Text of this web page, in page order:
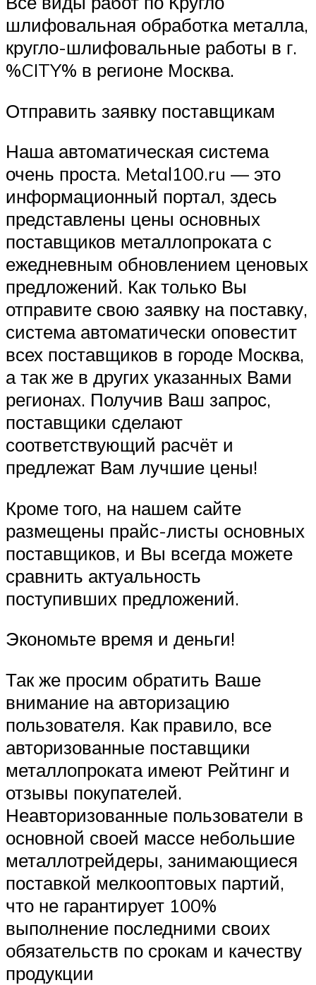
шлифовальная обработка металла,
кругло-шлифовальные работы в г.
%CITY% в регионе Москва.
Отправить заявку поставщикам
Наша автоматическая система
очень проста. Metal100.ru — это
информационный портал, здесь
представлены цены основных
поставщиков металлопроката с
ежедневным обновлением ценовых
предложений. Как только Вы
отправите свою заявку на поставку,
система автоматически оповестит
всех поставщиков в городе Москва,
а так же в других указанных Вами
регионах. Получив Ваш запрос,
поставщики сделают
соответствующий расчёт и
предлежат Вам лучшие цены!
Кроме того, на нашем сайте
размещены прайс-листы основных
поставщиков, и Вы всегда можете
сравнить актуальность
поступивших предложений.
Экономьте время и деньги!
Так же просим обратить Ваше
внимание на авторизацию
пользователя. Как правило, все
авторизованные поставщики
металлопроката имеют Рейтинг и
отзывы покупателей.
Неавторизованные пользователи в
основной своей массе небольшие
металлотрейдеры, занимающиеся
поставкой мелкооптовых партий,
что не гарантирует 100%
выполнение последними своих
обязательств по срокам и качеству
продукции